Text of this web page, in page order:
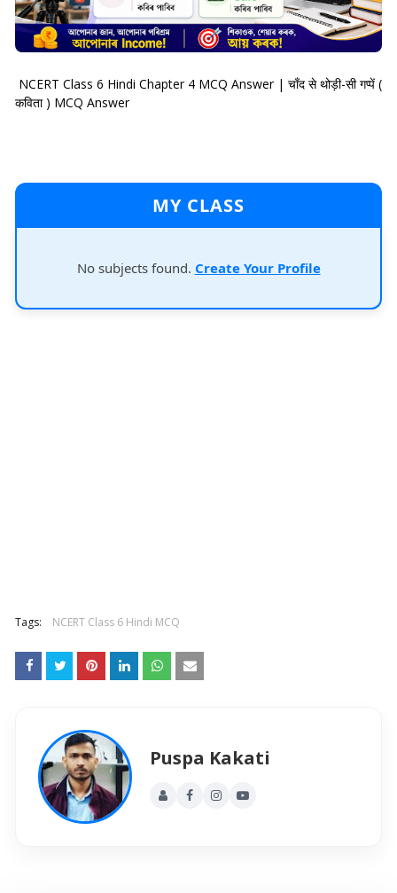
NCERT Class 6 Hindi Chapter 4 MCQ Answer | चाँद से थोड़ी-सी गप्पें (
कविता ) MCQ Answer
MY CLASS
No subjects found. Create Your Profile
Tags: NCERT Class 6 Hindi MCQ
Puspa Kakati